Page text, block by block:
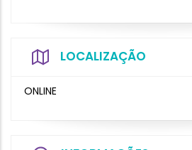
LOCALIZAÇÃO
ONLINE